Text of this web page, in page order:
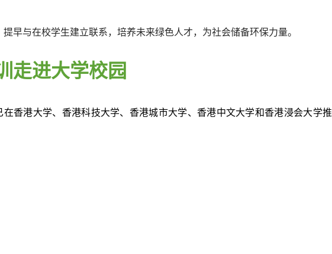
早与在校学生建立联系，培养未来绿色人才，为社会储备环保力量。
走进大学校园
在香港大学、香港科技大学、香港城市大学、香港中文大学和香港浸会大学推